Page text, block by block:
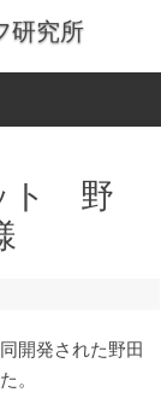
研究所
ト 野
開発された野田
。